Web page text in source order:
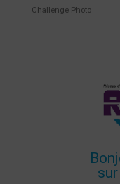
Challenge Photo